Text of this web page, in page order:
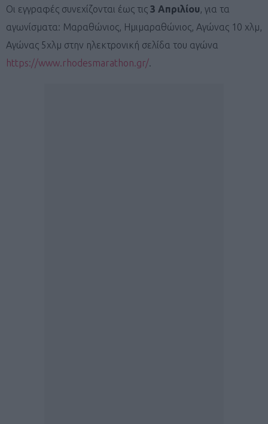
Οι εγγραφές συνεχίζονται έως τις 3 Απριλίου, για τα
αγωνίσματα: Μαραθώνιος, Ημιμαραθώνιος, Αγώνας 10 χλμ,
Αγώνας 5χλμ στην ηλεκτρονική σελίδα του αγώνα
https://www.rhodesmarathon.gr/.